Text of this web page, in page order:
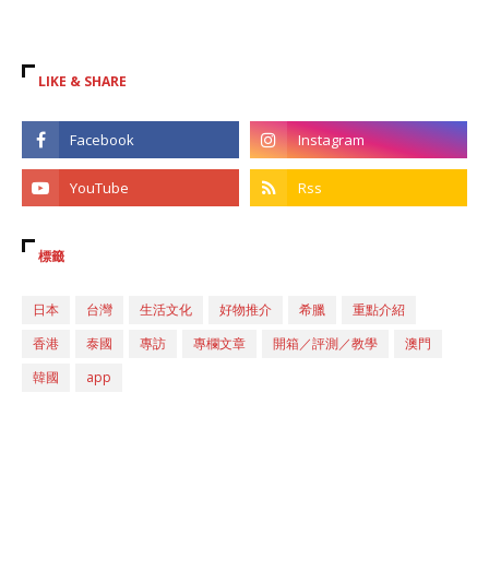
LIKE & SHARE
標籤
日本 台灣 生活文化 好物推介 希臘
重點介紹
香港
泰國 專訪 專欄文章 開箱／評測／教學
澳門
韓國
app